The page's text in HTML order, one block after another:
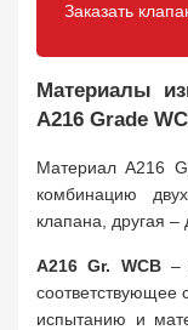
Заказать
Материалы
A216 Grade
Материал A216
комбинацию
клапана, другая –
A216 Gr. WCB–
соответствующее
испытанию и